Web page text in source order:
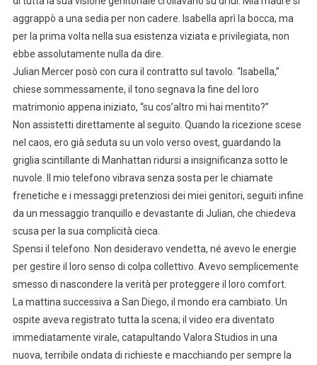
aggrappò a una sedia per non cadere. Isabella aprì la bocca, ma
per la prima volta nella sua esistenza viziata e privilegiata, non
ebbe assolutamente nulla da dire.
Julian Mercer posò con cura il contratto sul tavolo. “Isabella,”
chiese sommessamente, il tono segnava la fine del loro
matrimonio appena iniziato, “su cos’altro mi hai mentito?”
Non assistetti direttamente al seguito. Quando la ricezione scese
nel caos, ero già seduta su un volo verso ovest, guardando la
griglia scintillante di Manhattan ridursi a insignificanza sotto le
nuvole. Il mio telefono vibrava senza sosta per le chiamate
frenetiche e i messaggi pretenziosi dei miei genitori, seguiti infine
da un messaggio tranquillo e devastante di Julian, che chiedeva
scusa per la sua complicità cieca.
Spensi il telefono. Non desideravo vendetta, né avevo le energie
per gestire il loro senso di colpa collettivo. Avevo semplicemente
smesso di nascondere la verità per proteggere il loro comfort.
La mattina successiva a San Diego, il mondo era cambiato. Un
ospite aveva registrato tutta la scena; il video era diventato
immediatamente virale, catapultando Valora Studios in una
nuova, terribile ondata di richieste e macchiando per sempre la